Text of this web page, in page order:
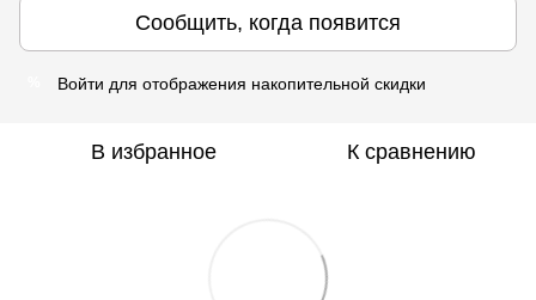
Сообщить, когда появится
Войти для отображения накопительной скидки
В избранное К сравнению